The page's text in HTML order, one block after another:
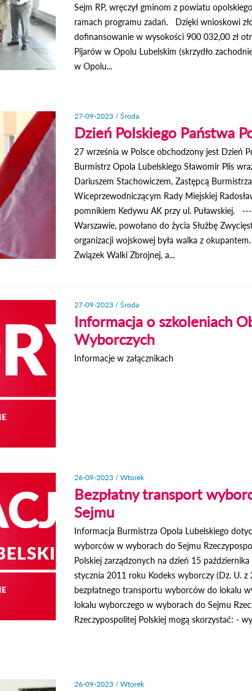
Sejm RP, wręczył gminom z powiatu
ramach programu zadań. Dzięki wnioskowi
dofinansowanie w wysokości 900 032,00 zł
Pijarów w Opolu Lubelskim (skrzydło
w Opolu...
27-09-2023 / Środa
Dzień Polskiego Państwa
27 września w Polsce obchodzony jest Dzień
Burmistrz Opola Lubelskiego Sławomir Plis
Dariuszem Stachowiczem, Zastępcą
Wiceprzewodniczącym Rady Miejskiej
pomnikiem Kedywu AK przy ul. Puławskiej.
Warszawie, powołano do życia Służbę
organizacji wojskowej była walka z
Związek Walki Zbrojnej, a...
27-09-2023 / Środa
Informacja o szkoleniach
Wyborczych
Informacje w załącznikach
26-09-2023 / Wtorek
Bezpłatny transport
Sejmu
Informacja Burmistrza Opola Lubelskiego
wyborców w wyborach do Sejmu
Polskiej zarządzonych na dzień 15
stycznia 2011 roku Kodeks wyborczy (Dz. U.
bezpłatnego transportu wyborców do lokalu
lokalu wyborczego w wyborach do Sejmu
Rzeczypospolitej Polskiej mogą skorzystać: -
26-09-2023 / Wtorek